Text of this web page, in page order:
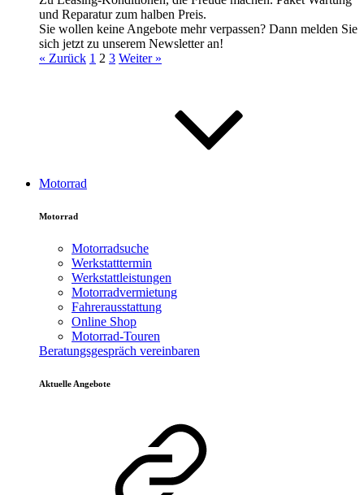
und Reparatur zum halben Preis.
Sie wollen keine Angebote mehr verpassen? Dann melden Sie
sich jetzt zu unserem Newsletter an!
« Zurück 1 2 3 Weiter »
Motorrad
Motorrad
Motorradsuche
Werkstatttermin
Werkstattleistungen
Motorradvermietung
Fahrerausstattung
Online Shop
Motorrad-Touren
Beratungsgespräch vereinbaren
Aktuelle Angebote